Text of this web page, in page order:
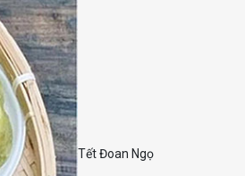
Tết Đoan Ngọ